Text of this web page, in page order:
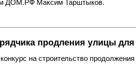
ДОМ.РФ Максим Тарштыков.
продления улицы для
на строительство